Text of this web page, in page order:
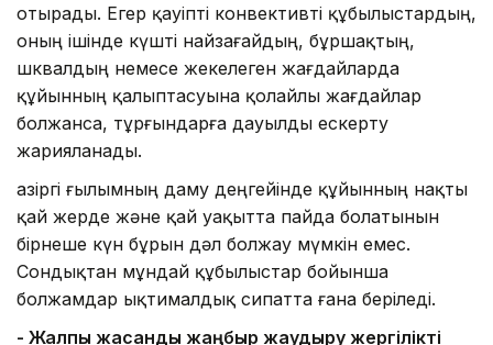
отырады. Егер қауіпті конвективті құбылыстардың,
оның ішінде күшті найзағайдың, бұршақтың,
шквалдың немесе жекелеген жағдайларда
құйынның қалыптасуына қолайлы жағдайлар
болжанса, тұрғындарға дауылды ескерту
жарияланады.
Қазіргі ғылымның даму деңгейінде құйынның нақты
қай жерде және қай уақытта пайда болатынын
бірнеше күн бұрын дәл болжау мүмкін емес.
Сондықтан мұндай құбылыстар бойынша
болжамдар ықтималдық сипатта ғана беріледі.
- Жалпы жасанды жаңбыр жаудыру жергілікті